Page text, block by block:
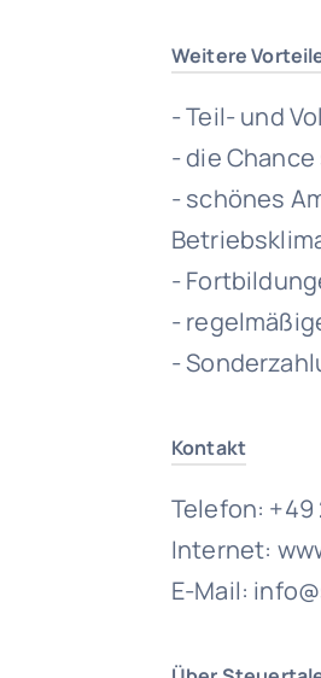
Weitere
- Teil- und
- die
- schönes
-
-
-
Kontakt
Telefon: +49
Internet:
E-Mail: